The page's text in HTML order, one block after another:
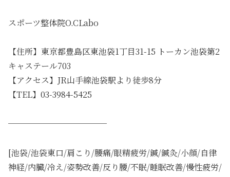
スポーツ整体院O.CLabo
【住所】東京都豊島区東池袋1丁目31-15 トーカン池袋第2
キャステール703
【アクセス】JR山手線池袋駅より徒歩8分
【TEL】03-3984-5425
────────────
[池袋/池袋東口/肩こり/腰痛/眼精疲労/鍼/鍼灸/小顔/自律
神経/内臓/冷え/姿勢改善/反り腰/不眠/睡眠改善/慢性疲労/